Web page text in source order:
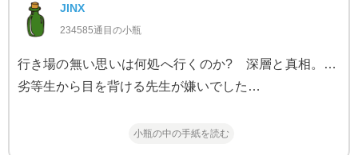
JINX
234585通目の小瓶
行き場の無い思いは何処へ行くのか? 深層と真相。…
劣等生から目を背ける先生が嫌いでした…
小瓶の中の手紙を読む